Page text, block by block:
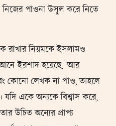
নিজের পাওনা উসুল করে নিতে
রাখার নিয়মকে ইসলামও
ইরশাদ হয়েছে, ‘আর
কোনো লেখক না পাও, তাহলে
যদি একে অন্যকে বিশ্বাস করে,
উচিত অন্যের প্রাপ্য